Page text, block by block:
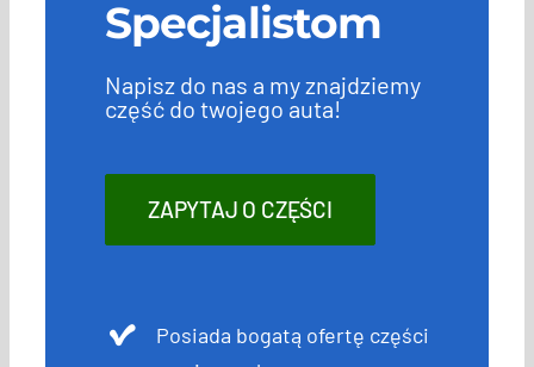
Specjalistom
Napisz do nas a my znajdziemy
część do twojego auta!
ZAPYTAJ O CZĘŚCI
Posiada bogatą ofertę części